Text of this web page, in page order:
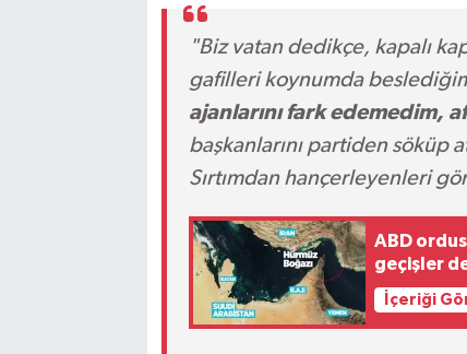
"Biz vatan dedikçe, kapalı
gafilleri koynumda
ajanlarını fark edemedim,
başkanlarını partiden söküp
Sırtımdan hançerleyenleri
ABD
geçişler
İçeriği